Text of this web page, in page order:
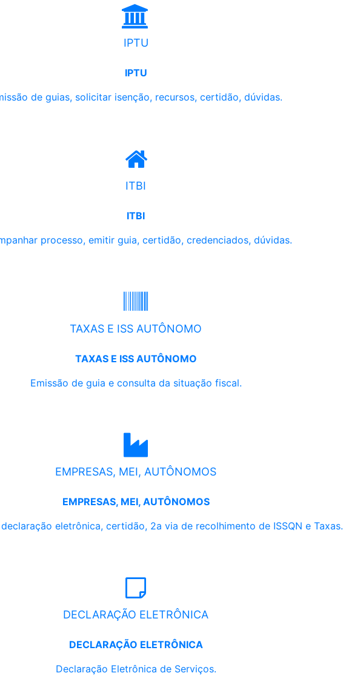
IPTU
IPTU
de guias, solicitar isenção, recursos, certidão, dúvidas.
ITBI
ITBI
processo, emitir guia, certidão, credenciados, dúvidas.
TAXAS E ISS AUTÔNOMO
TAXAS E ISS AUTÔNOMO
Emissão de guia e consulta da situação fiscal.
EMPRESAS, MEI, AUTÔNOMOS
EMPRESAS, MEI, AUTÔNOMOS
eletrônica, certidão, 2a via de recolhimento de ISSQN e Taxas.
DECLARAÇÃO ELETRÔNICA
DECLARAÇÃO ELETRÔNICA
Declaração Eletrônica de Serviços.